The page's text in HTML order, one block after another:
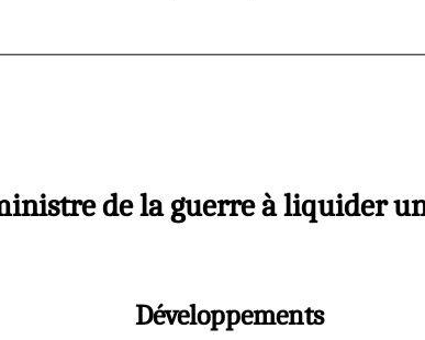
de la guerre à liquider
Développements